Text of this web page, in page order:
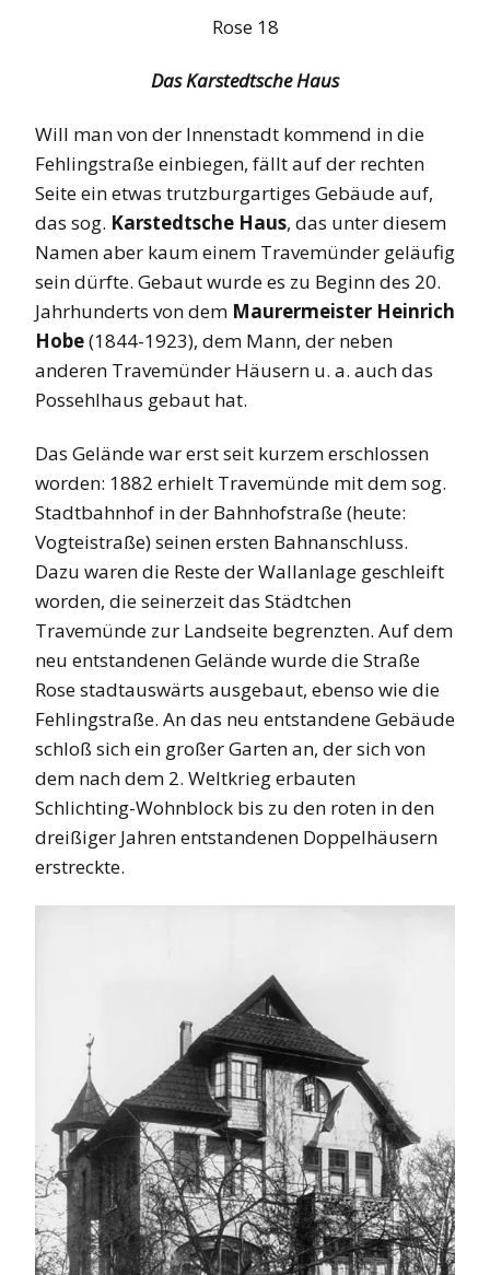
Rose 18
Das Karstedtsche Haus
Will man von der Innenstadt kommend in die
Fehlingstraße einbiegen, fällt auf der rechten
Seite ein etwas trutzburgartiges Gebäude auf,
das sog. Karstedtsche Haus, das unter diesem
Namen aber kaum einem Travemünder geläufig
sein dürfte. Gebaut wurde es zu Beginn des 20.
Jahrhunderts von dem Maurermeister Heinrich
Hobe(1844-1923), dem Mann, der neben
anderen Travemünder Häusern u. a. auch das
Possehlhaus gebaut hat.
Das Gelände war erst seit kurzem erschlossen
worden: 1882 erhielt Travemünde mit dem sog.
Stadtbahnhof in der Bahnhofstraße (heute:
Vogteistraße) seinen ersten Bahnanschluss.
Dazu waren die Reste der Wallanlage geschleift
worden, die seinerzeit das Städtchen
Travemünde zur Landseite begrenzten. Auf dem
neu entstandenen Gelände wurde die Straße
Rose stadtauswärts ausgebaut, ebenso wie die
Fehlingstraße. An das neu entstandene Gebäude
schloß sich ein großer Garten an, der sich von
dem nach dem 2. Weltkrieg erbauten
Schlichting-Wohnblock bis zu den roten in den
dreißiger Jahren entstandenen Doppelhäusern
erstreckte.